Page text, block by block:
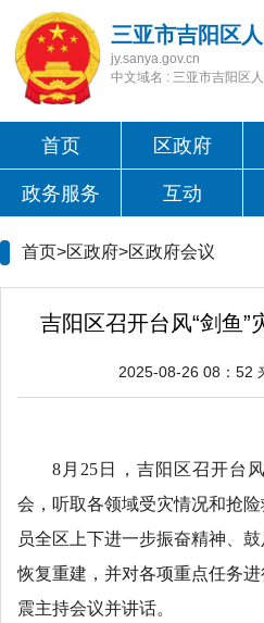
三亚市吉阳区
jy.sanya.gov.cn
中文域名 : 三亚市吉阳区
首页 区政府
政务服务 互动
首页>区政府>区政府会议
吉阳区召开台风“剑鱼”
2025-08-26 08：52
8月25日，吉阳区召开台
会，听取各领域受灾情况和抢
员全区上下进一步振奋精神、
恢复重建，并对各项重点任务
震主持会议并讲话。